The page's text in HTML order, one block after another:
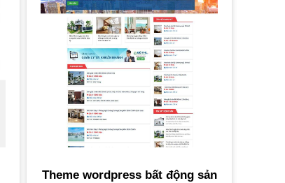
Theme wordpress bất động sản